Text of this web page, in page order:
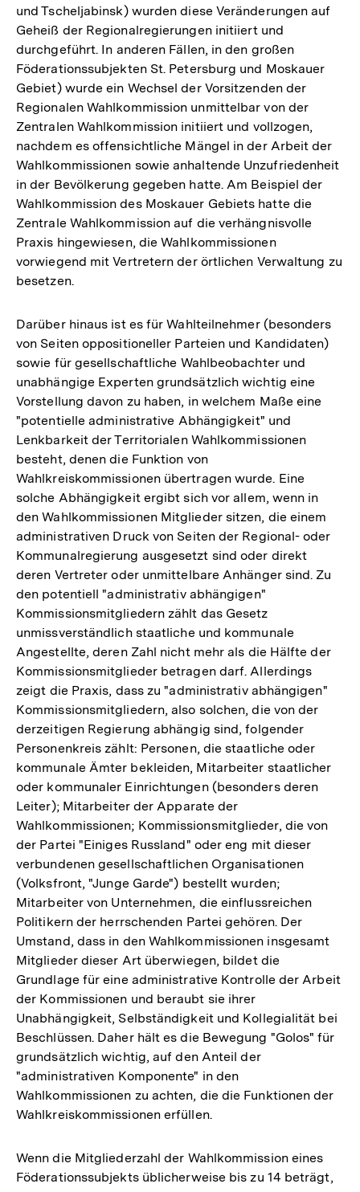
und Tscheljabinsk) wurden diese Veränderungen auf
Geheiß der Regionalregierungen initiiert und
durchgeführt. In anderen Fällen, in den großen
Föderationssubjekten St. Petersburg und Moskauer
Gebiet) wurde ein Wechsel der Vorsitzenden der
Regionalen Wahlkommission unmittelbar von der
Zentralen Wahlkommission initiiert und vollzogen,
nachdem es offensichtliche Mängel in der Arbeit der
Wahlkommissionen sowie anhaltende Unzufriedenheit
in der Bevölkerung gegeben hatte. Am Beispiel der
Wahlkommission des Moskauer Gebiets hatte die
Zentrale Wahlkommission auf die verhängnisvolle
Praxis hingewiesen, die Wahlkommissionen
vorwiegend mit Vertretern der örtlichen Verwaltung zu
besetzen.
Darüber hinaus ist es für Wahlteilnehmer (besonders
von Seiten oppositioneller Parteien und Kandidaten)
sowie für gesellschaftliche Wahlbeobachter und
unabhängige Experten grundsätzlich wichtig eine
Vorstellung davon zu haben, in welchem Maße eine
"potentielle administrative Abhängigkeit" und
Lenkbarkeit der Territorialen Wahlkommissionen
besteht, denen die Funktion von
Wahlkreiskommissionen übertragen wurde. Eine
solche Abhängigkeit ergibt sich vor allem, wenn in
den Wahlkommissionen Mitglieder sitzen, die einem
administrativen Druck von Seiten der Regional- oder
Kommunalregierung ausgesetzt sind oder direkt
deren Vertreter oder unmittelbare Anhänger sind. Zu
den potentiell "administrativ abhängigen"
Kommissionsmitgliedern zählt das Gesetz
unmissverständlich staatliche und kommunale
Angestellte, deren Zahl nicht mehr als die Hälfte der
Kommissionsmitglieder betragen darf. Allerdings
zeigt die Praxis, dass zu "administrativ abhängigen"
Kommissionsmitgliedern, also solchen, die von der
derzeitigen Regierung abhängig sind, folgender
Personenkreis zählt: Personen, die staatliche oder
kommunale Ämter bekleiden, Mitarbeiter staatlicher
oder kommunaler Einrichtungen (besonders deren
Leiter); Mitarbeiter der Apparate der
Wahlkommissionen; Kommissionsmitglieder, die von
der Partei "Einiges Russland" oder eng mit dieser
verbundenen gesellschaftlichen Organisationen
(Volksfront, "Junge Garde") bestellt wurden;
Mitarbeiter von Unternehmen, die einflussreichen
Politikern der herrschenden Partei gehören. Der
Umstand, dass in den Wahlkommissionen insgesamt
Mitglieder dieser Art überwiegen, bildet die
Grundlage für eine administrative Kontrolle der Arbeit
der Kommissionen und beraubt sie ihrer
Unabhängigkeit, Selbständigkeit und Kollegialität bei
Beschlüssen. Daher hält es die Bewegung "Golos" für
grundsätzlich wichtig, auf den Anteil der
"administrativen Komponente" in den
Wahlkommissionen zu achten, die die Funktionen der
Wahlkreiskommissionen erfüllen.
Wenn die Mitgliederzahl der Wahlkommission eines
Föderationssubjekts üblicherweise bis zu 14 beträgt,